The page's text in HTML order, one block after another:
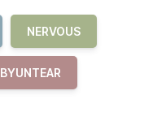
NERVOUS
BYUNTEAR